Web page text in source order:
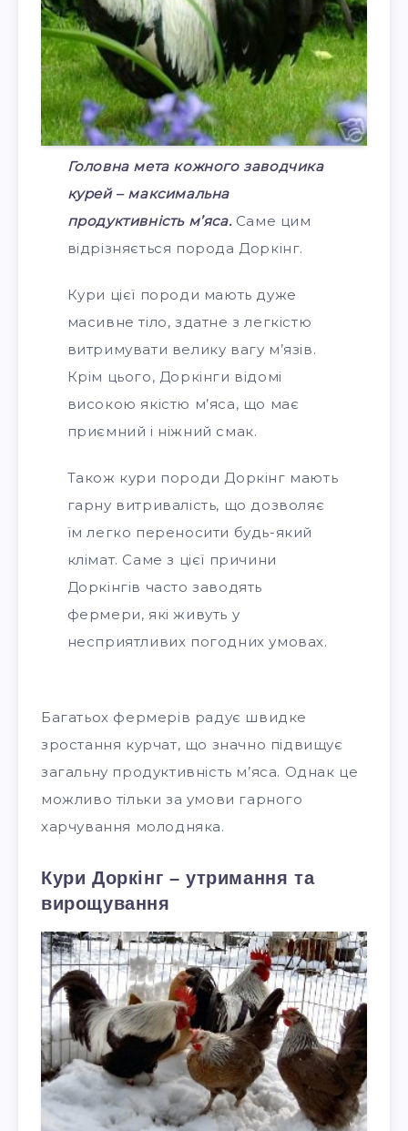
Головна мета кожного заводчика
курей – максимальна
продуктивність м’яса. Саме цим
відрізняється порода Доркінг.
Кури цієї породи мають дуже
масивне тіло, здатне з легкістю
витримувати велику вагу м’язів.
Крім цього, Доркінги відомі
високою якістю м’яса, що має
приємний і ніжний смак.
Також кури породи Доркінг мають
гарну витривалість, що дозволяє
їм легко переносити будь-який
клімат. Саме з цієї причини
Доркінгів часто заводять
фермери, які живуть у
несприятливих погодних умовах.
Багатьох фермерів радує швидке
зростання курчат, що значно підвищує
загальну продуктивність м’яса. Однак це
можливо тільки за умови гарного
харчування молодняка.
Кури Доркінг – утримання та
вирощування